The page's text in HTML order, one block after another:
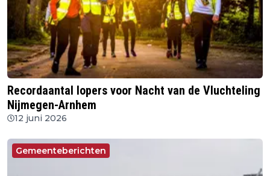
Recordaantal lopers voor Nacht van de Vluchteling
Nijmegen-Arnhem
12 juni 2026
Gemeenteberichten